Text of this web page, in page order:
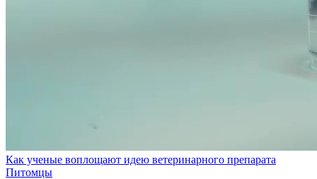
Как ученые воплощают идею ветеринарного препарата
Питомцы